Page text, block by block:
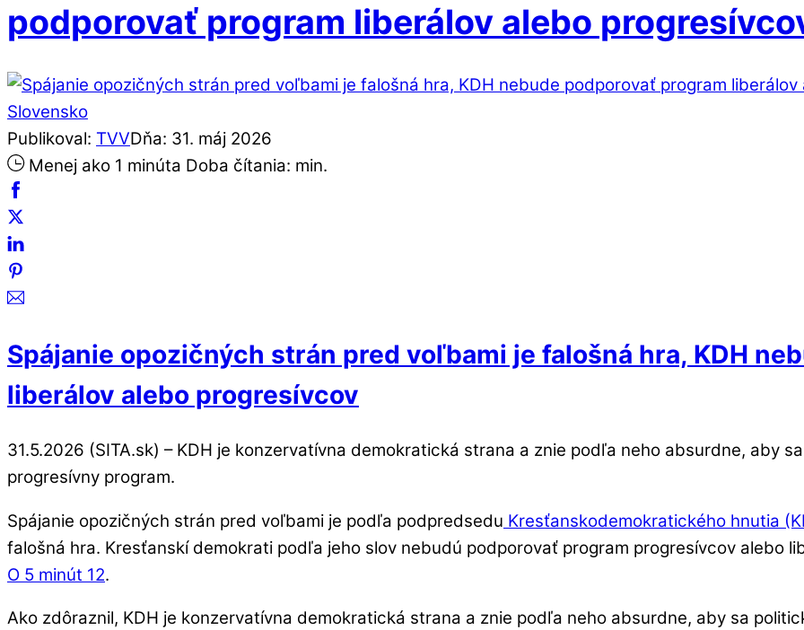
podporovať program liberálov alebo
Slovensko
Publikoval: TVVDňa: 31. máj 2026
Menej ako 1 minúta Doba čítania: min.
Spájanie opozičných strán pred voľbami je falošná hra, KDH
liberálov alebo progresívcov
31.5.2026 (SITA.sk) – KDH je konzervatívna demokratická strana a znie podľa neho absurdne, aby
progresívny program.
Spájanie opozičných strán pred voľbami je podľa podpredsedu Kresťanskodemokratického hnutia
falošná hra. Kresťanskí demokrati podľa jeho slov nebudú podporovať program progresívcov alebo
O 5 minút 12.
Ako zdôraznil, KDH je konzervatívna demokratická strana a znie podľa neho absurdne, aby sa